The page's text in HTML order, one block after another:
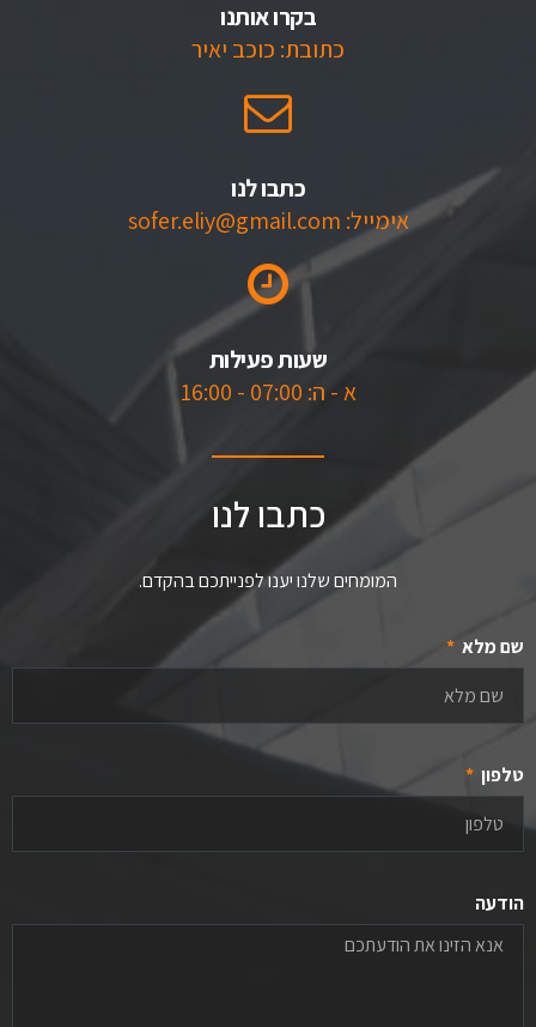
בקרו אותנו
כתובת: כוכב יאיר
כתבו לנו
אימייל: sofer.eliy@gmail.com
שעות פעילות
א - ה: 07:00 - 16:00
כתבו לנו
המומחים שלנו יענו לפנייתכם בהקדם.
שם מלא
טלפון
הודעה